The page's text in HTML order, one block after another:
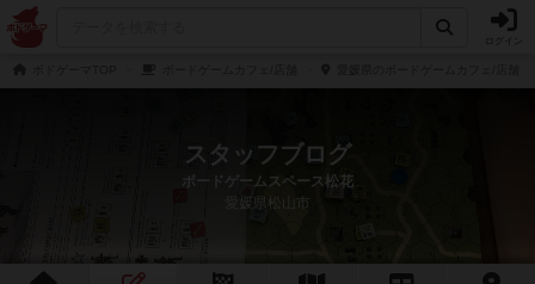
スタッフブログ
ボードゲームスペース松花
愛媛県松山市